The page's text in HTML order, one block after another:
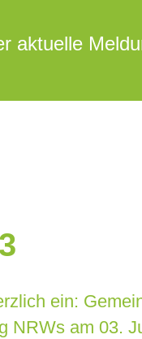
aktuelle
ein:
NRWs am 03.